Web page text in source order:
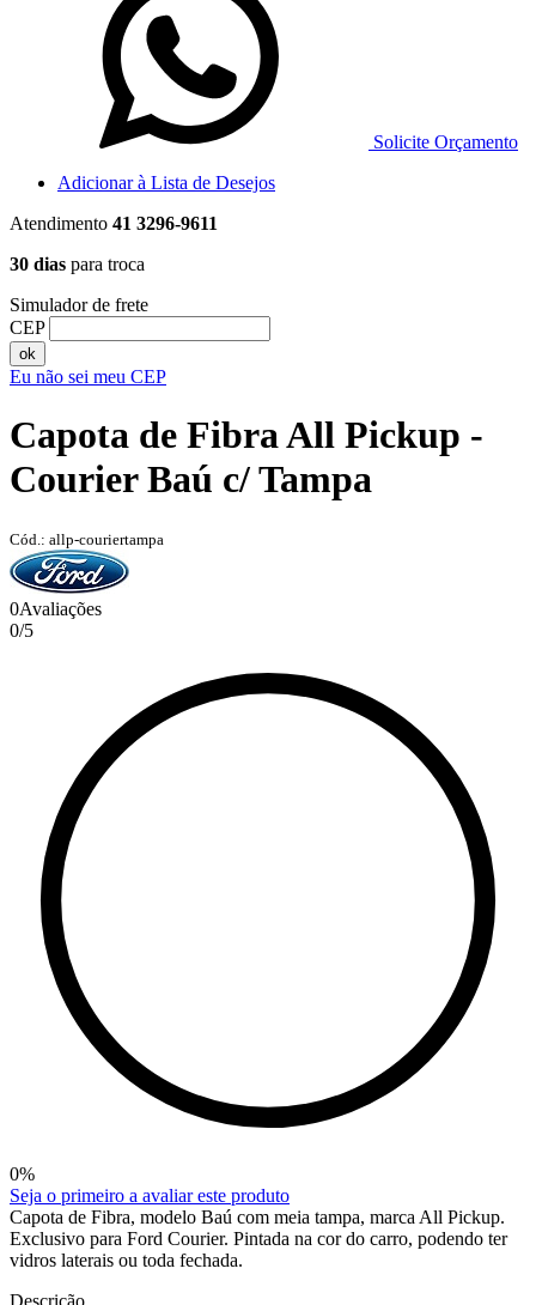
Solicite Orçamento
Adicionar à Lista de Desejos
Atendimento 41 3296-9611
30 dias para troca
Simulador de frete
CEP
ok
Eu não sei meu CEP
Capota de Fibra All Pickup -
Courier Baú c/ Tampa
Cód.: allp-couriertampa
0Avaliações
0/5
0%
Seja o primeiro a avaliar este produto
Capota de Fibra, modelo Baú com meia tampa, marca All Pickup.
Exclusivo para Ford Courier. Pintada na cor do carro, podendo ter
vidros laterais ou toda fechada.
Descrição